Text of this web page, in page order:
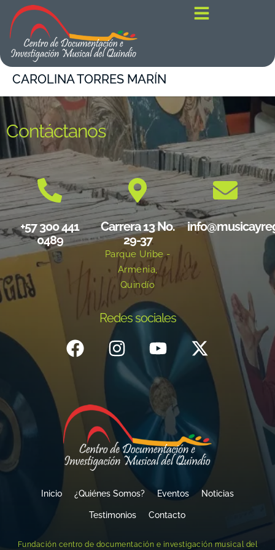
contenido
CAROLINA TORRES MARÍN
Contáctanos
+57 300 441
0489
Carrera 13 No.
29-37
Parque Uribe -
Armenia,
Quindío
Redes sociales
Inicio ¿Quiénes Somos? Eventos Noticias
Testimonios Contacto
Fundación centro de documentación e investigación musical del